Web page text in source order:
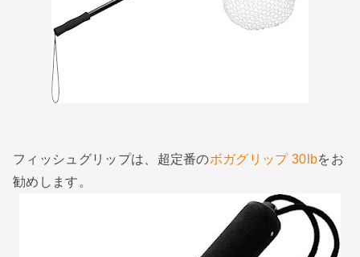
フィッシュグリップは、超定番のボガグリップ 30lbをお
勧めします。